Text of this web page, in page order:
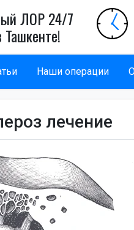
ЛОР 24/7
Наши операции
лечение